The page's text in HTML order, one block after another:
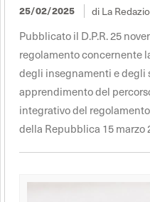
25/02/2025 di La
Pubblicato il D.P.R. 25
regolamento concernente
degli insegnamenti e
apprendimento del
integrativo del
della Repubblica 15 marzo